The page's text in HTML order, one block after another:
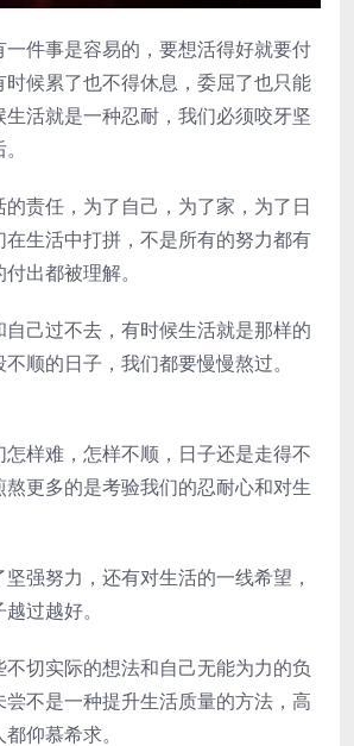
件事是容易的，要想活得好就要付
时候累了也不得休息，委屈了也只能
活就是一种忍耐，我们必须咬牙坚
责任，为了自己，为了家，为了日
生活中打拼，不是所有的努力都有
出都被理解。
己过不去，有时候生活就是那样的
顺的日子，我们都要慢慢熬过。
样难，怎样不顺，日子还是走得不
熬更多的是考验我们的忍耐心和对生
强努力，还有对生活的一线希望，
过越好。
切实际的想法和自己无能为力的负
不是一种提升生活质量的方法，高
仰慕希求。